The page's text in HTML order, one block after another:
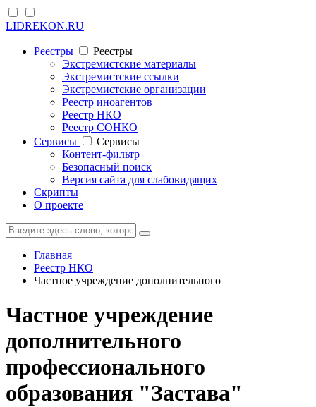
LIDREKON.RU
Реестры
Реестры
Экстремистские материалы
Экстремистские ссылки
Экстремистские организации
Реестр иноагентов
Реестр НКО
Реестр СОНКО
Cервисы
Cервисы
Контент-фильтр
Безопасный поиск
Версия сайта для слабовидящих
Скрипты
О проекте
Главная
Реестр НКО
Частное учреждение дополнительного
Частное учреждение
дополнительного
профессионального
образования "Застава"